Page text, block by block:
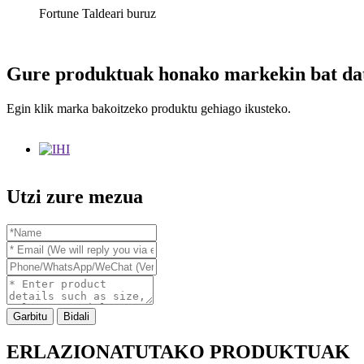
Fortune Taldeari buruz
Gure produktuak honako markekin bat
Egin klik marka bakoitzeko produktu gehiago ikusteko.
Utzi zure mezua
Garbitu Bidali
ERLAZIONATUTAKO PRODUKTUAK